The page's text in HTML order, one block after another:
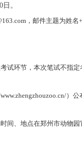
。
，邮件主题为姓名
试环节，本次笔试不指
）
间、地点在郑州市动物园